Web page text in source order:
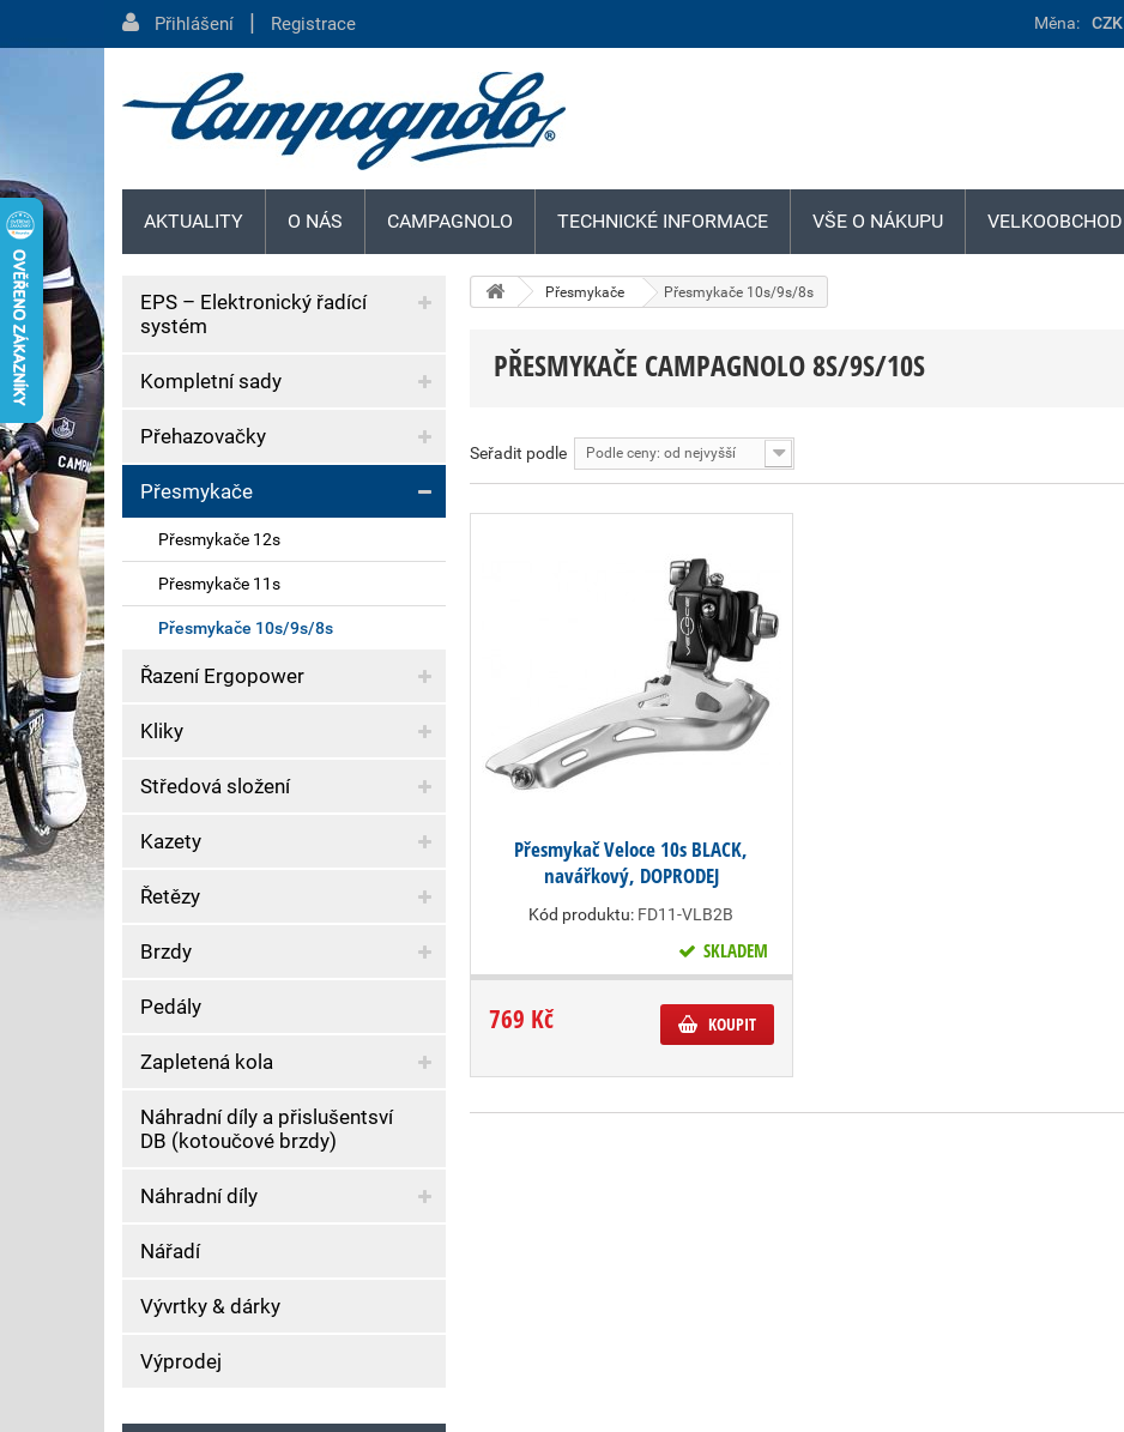
Přesmykače Přesmykače 10s/9s/8s
PŘESMYKAČE CAMPAGNOLO 8S/9S/10S
Seřadit podle Podle ceny: od nejvyšší
Přesmykač Veloce 10s BLACK,
navářkový, DOPRODEJ
Kód produktu: FD11-VLB2B
SKLADEM
769 Kč KOUPIT
EPS – Elektronický řadící
systém
Kompletní sady
Přehazovačky
Přesmykače
Přesmykače 12s
Přesmykače 11s
Přesmykače 10s/9s/8s
Řazení Ergopower
Kliky
Středová složení
Kazety
Řetězy
Brzdy
Pedály
Zapletená kola
Náhradní díly a přislušentsví
DB (kotoučové brzdy)
Náhradní díly
Nářadí
Vývrtky & dárky
Výprodej
Přihlášení | Registrace Měna: CZK
AKTUALITY O NÁS CAMPAGNOLO TECHNICKÉ INFORMACE VŠE O NÁKUPU VELKOOBCHOD